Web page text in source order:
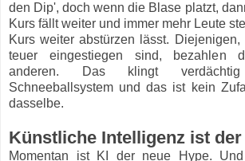
den Dip', doch wenn die Blase platzt,
Kurs fällt weiter und immer mehr Leute
Kurs weiter abstürzen lässt.
teuer eingestiegen sind, bezahlen
anderen. Das klingt
Schneeballsystem und das ist kein
dasselbe.
Künstliche Intelligenz ist der
Momentan ist KI der neue Hype.